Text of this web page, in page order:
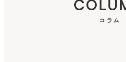
コラム